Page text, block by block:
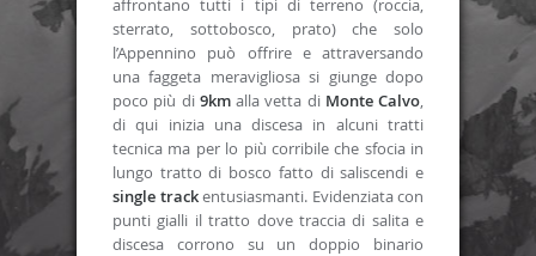
affrontano tutti i tipi di terreno (roccia,
sterrato, sottobosco, prato) che solo
l’Appennino può offrire e attraversando
una faggeta meravigliosa si giunge dopo
poco più di 9kmalla vetta di Monte Calvo,
di qui inizia una discesa in alcuni tratti
tecnica ma per lo più corribile che sfocia in
lungo tratto di bosco fatto di saliscendi e
single trackentusiasmanti. Evidenziata con
punti gialli il tratto dove traccia di salita e
discesa corrono su un doppio binario